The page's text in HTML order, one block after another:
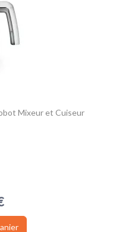
Mixeur et Cuiseur